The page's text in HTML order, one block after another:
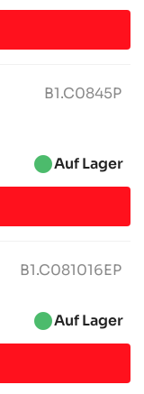
B1.C0845P
brightness_1Auf Lager
B1.C081016EP
brightness_1Auf Lager